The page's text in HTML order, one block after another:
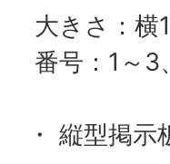
大きさ：横
番号：1～
・ 縦型掲示